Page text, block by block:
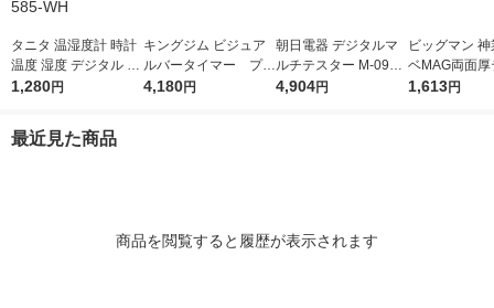
タニタ 温湿度計 時計
温度 湿度 デジタル 卓
上 マグネット ホワイ
1,280円
キングジム ビジュア
ルバータイマー プラ
ス クロ VBT20ーBK
4,180円
朝日電器 デジタルマ
ルチテスター M-09FB
M 1個
4,904円
ビッグマン
ベMAG両面厚
25×5.5m
1,613円
最近見た商品
商品を閲覧すると履歴が表示されます